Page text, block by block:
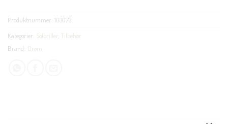
Produktnummer: 103073
Kategorier: Solbriller Tilbehør
Brand: Drøm